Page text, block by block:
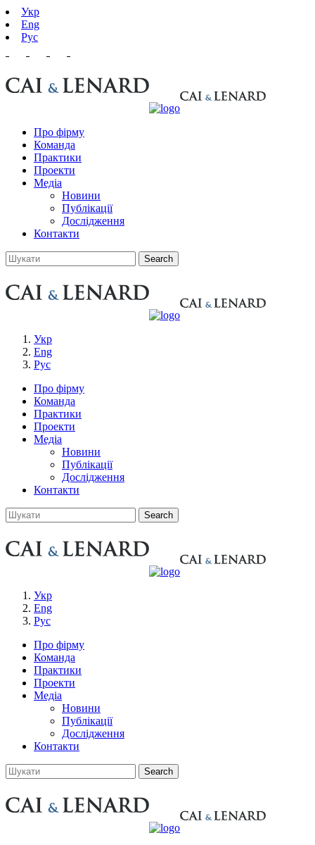
Укр
Eng
Рус
Про фірму
Команда
Практики
Проекти
Медіа
Новини
Публікації
Дослідження
Контакти
Укр
Eng
Рус
Про фірму
Команда
Практики
Проекти
Медіа
Новини
Публікації
Дослідження
Контакти
Укр
Eng
Рус
Про фірму
Команда
Практики
Проекти
Медіа
Новини
Публікації
Дослідження
Контакти